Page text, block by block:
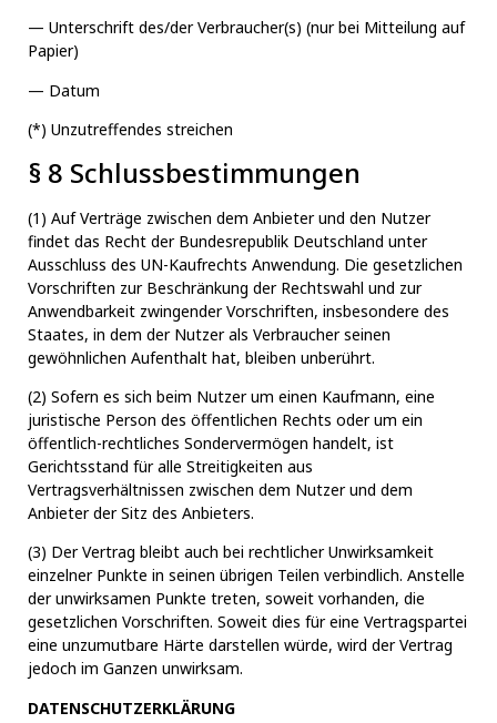
— Unterschrift des/der Verbraucher(s) (nur bei Mitteilung auf
Papier)
— Datum
(*) Unzutreffendes streichen
§ 8 Schlussbestimmungen
(1) Auf Verträge zwischen dem Anbieter und den Nutzer
findet das Recht der Bundesrepublik Deutschland unter
Ausschluss des UN-Kaufrechts Anwendung. Die gesetzlichen
Vorschriften zur Beschränkung der Rechtswahl und zur
Anwendbarkeit zwingender Vorschriften, insbesondere des
Staates, in dem der Nutzer als Verbraucher seinen
gewöhnlichen Aufenthalt hat, bleiben unberührt.
(2) Sofern es sich beim Nutzer um einen Kaufmann, eine
juristische Person des öffentlichen Rechts oder um ein
öffentlich-rechtliches Sondervermögen handelt, ist
Gerichtsstand für alle Streitigkeiten aus
Vertragsverhältnissen zwischen dem Nutzer und dem
Anbieter der Sitz des Anbieters.
(3) Der Vertrag bleibt auch bei rechtlicher Unwirksamkeit
einzelner Punkte in seinen übrigen Teilen verbindlich. Anstelle
der unwirksamen Punkte treten, soweit vorhanden, die
gesetzlichen Vorschriften. Soweit dies für eine Vertragspartei
eine unzumutbare Härte darstellen würde, wird der Vertrag
jedoch im Ganzen unwirksam.
DATENSCHUTZERKLÄRUNG